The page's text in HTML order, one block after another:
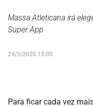
Massa Atleticana irá
Super App
24/3/2025 15:00
Para ficar cada vez